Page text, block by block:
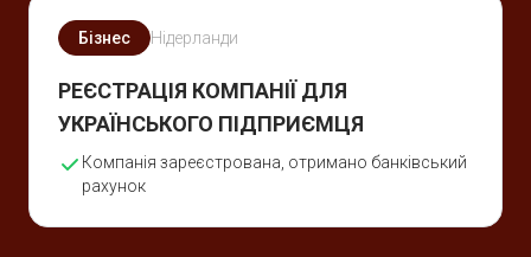
Бізнес Нідерланди
РЕЄСТРАЦІЯ КОМПАНІЇ ДЛЯ
УКРАЇНСЬКОГО ПІДПРИЄМЦЯ
Компанія зареєстрована, отримано банківський
рахунок